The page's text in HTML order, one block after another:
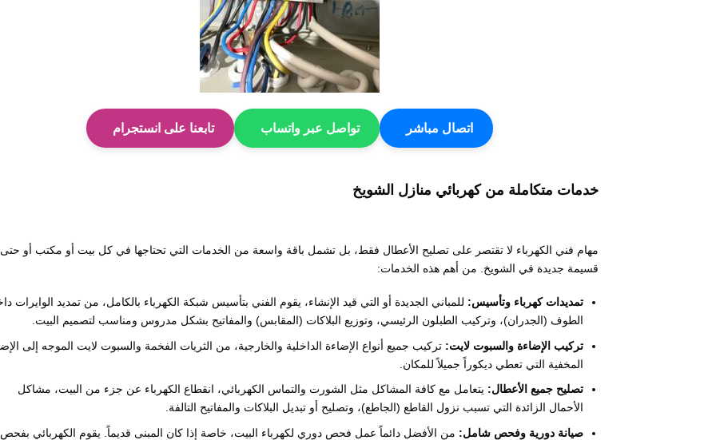
اتصال مباشر تواصل عبر واتساب تابعنا على انستجرام
خدمات متكاملة من كهربائي منازل الشويخ
مهام فني الكهرباء لا تقتصر على تصليح الأعطال فقط، بل تشمل باقة واسعة من الخدمات التي تحتاجها في كل بيت أو مكتب أو حتى
قسيمة جديدة في الشويخ. من أهم هذه الخدمات:
تمديدات كهرباء وتأسيس: للمباني الجديدة أو التي قيد الإنشاء، يقوم الفني بتأسيس شبكة الكهرباء بالكامل، من تمديد الوايرات
الطوف (الجدران)، وتركيب الطبلون الرئيسي، وتوزيع البلاكات (المقابس) والمفاتيح بشكل مدروس ومناسب لتصميم البيت.
تركيب الإضاءة والسبوت لايت: تركيب جميع أنواع الإضاءة الداخلية والخارجية، من الثريات الفخمة والسبوت لايت الموجه إلى
المخفية التي تعطي ديكوراً جميلاً للمكان.
تصليح جميع الأعطال: يتعامل مع كافة المشاكل مثل الشورت والتماس الكهربائي، انقطاع الكهرباء عن جزء من البيت، مشاكل
الأحمال الزائدة التي تسبب نزول القاطع (الجاطع)، وتصليح أو تبديل البلاكات والمفاتيح التالفة.
صيانة دورية وفحص شامل: من الأفضل دائماً عمل فحص دوري لكهرباء البيت، خاصة إذا كان المبنى قديماً. يقوم الكهربائي بفحص